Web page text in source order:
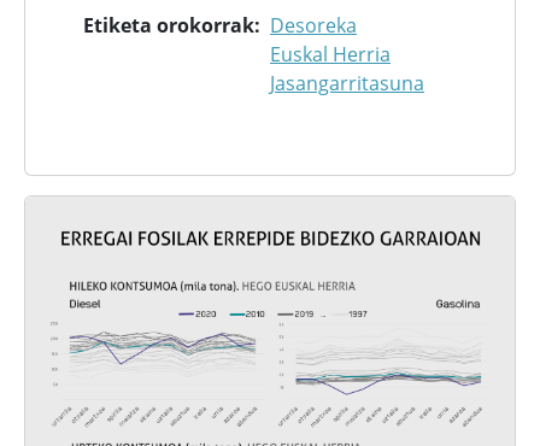
Etiketa orokorrak
Desoreka
Euskal Herria
Jasangarritasuna